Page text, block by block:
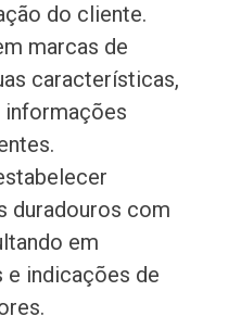
do cliente.
marcas de
características,
duradouros com
em
e indicações de